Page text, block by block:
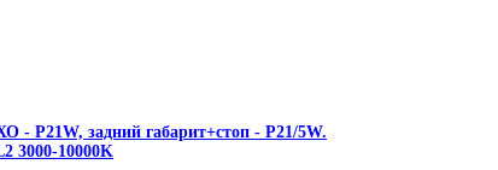
- P21W, задний габарит+стоп - P21/5W.
10000K